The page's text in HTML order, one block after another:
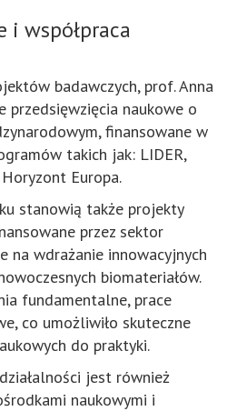
i współpraca
badawczych, prof. Anna
przedsięwzięcia naukowe o
finansowane w
takich jak: LIDER,
Horyzont Europa.
stanowią także projekty
przez sektor
na wdrażanie innowacyjnych
biomateriałów.
fundamentalne, prace
co umożliwiło skuteczne
do praktyki.
jest również
naukowymi i